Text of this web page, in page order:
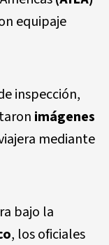
equipaje
inspección,
imágenes
mediante
bajo la
, los oficiales